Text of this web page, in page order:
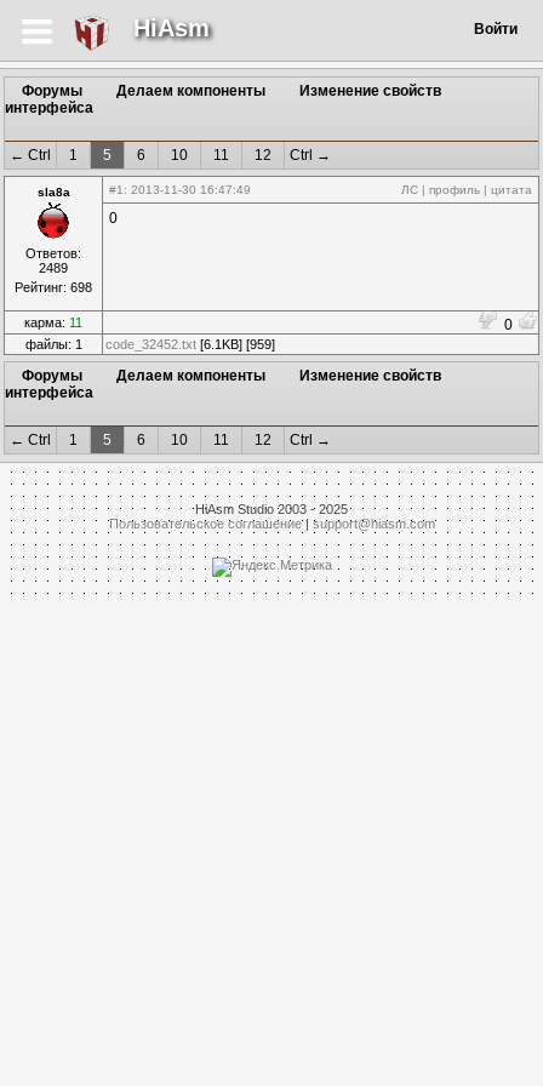
HiAsm Войти
Форумы Делаем компоненты
Изменение свойств
интерфейса
← Ctrl 1 5 6 10 11 12 Ctrl →
sla8a
Ответов:
2489
Рейтинг: 698
#1 : 2013-11-30 16:47:49 ЛС | профиль | цитата
0
карма: 11 0
файлы: 1 code_32452.txt [6.1KB] [959]
Форумы Делаем компоненты
Изменение свойств
интерфейса
← Ctrl 1 5 6 10 11 12 Ctrl →
HiAsm Studio 2003 - 2025
Пользовательское соглашение| support@hiasm.com